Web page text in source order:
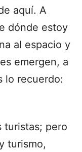
aquí. A
dónde estoy
al espacio y
emergen, a
lo recuerdo:
turistas; pero
turismo,